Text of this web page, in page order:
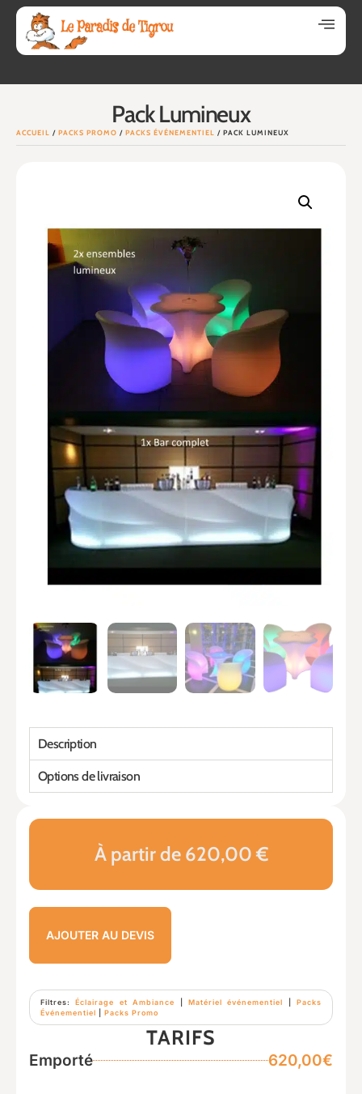
Pack Lumineux
ACCUEIL / PACKS PROMO / PACKS ÉVÉNEMENTIEL / PACK LUMINEUX
À partir de 620,00 €
AJOUTER AU DEVIS
Filtres:Éclairage et Ambiance Matériel événementiel
Packs
Événementiel
Packs Promo
TARIFS
Emporté 620,00€
Description
Options de livraison